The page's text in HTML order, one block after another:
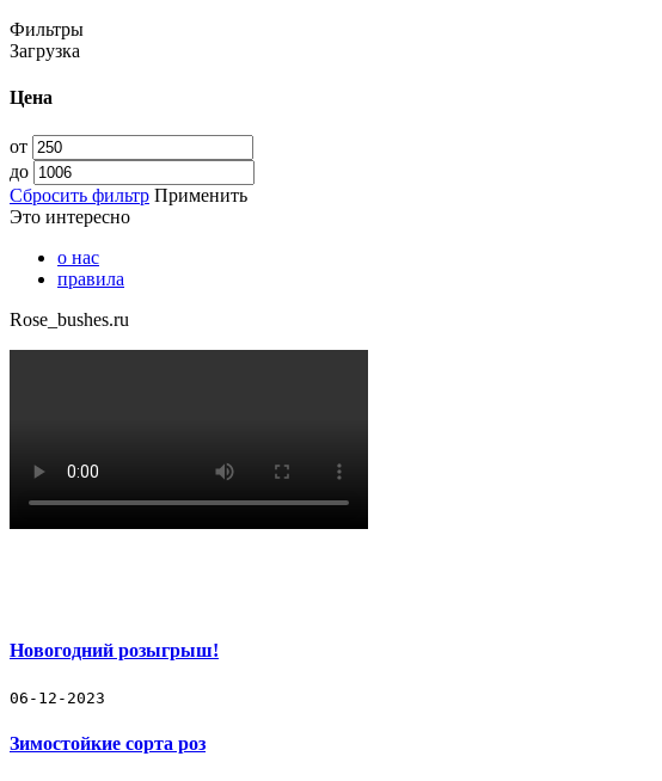
Фильтры
Загрузка
Цена
от
до
Сбросить фильтр Применить
Это интересно
о нас
правила
Rose_bushes.ru
Новогодний розыгрыш!
06-12-2023
Зимостойкие сорта роз